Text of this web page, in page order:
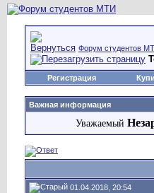
Форум студентов
Регистрация
Важная информация
Уважаемый
01.04.2018, 20:54